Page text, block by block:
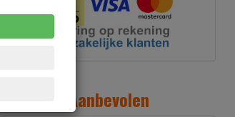
Aanbevolen